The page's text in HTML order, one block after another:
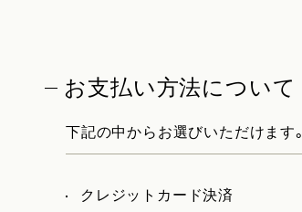
お支払い方法について
下記の中からお選びいただけます。
クレジットカード決済